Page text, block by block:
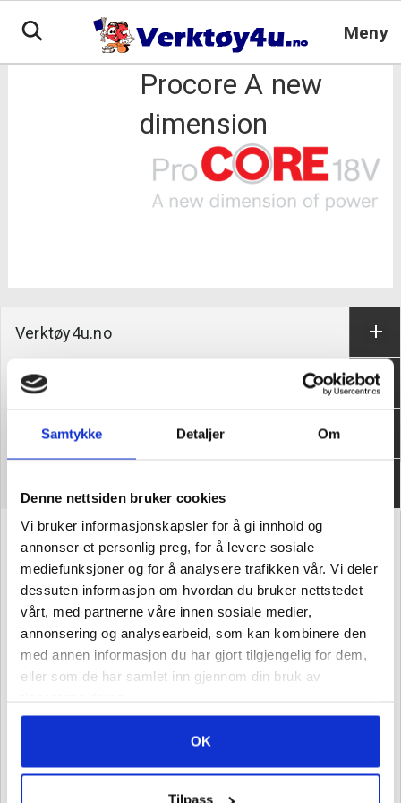
Samtykke Detaljer Om
Denne nettsiden bruker cookies
Vi bruker informasjonskapsler for å gi innhold og
annonser et personlig preg, for å levere sosiale
mediefunksjoner og for å analysere trafikken vår. Vi deler
dessuten informasjon om hvordan du bruker nettstedet
vårt, med partnerne våre innen sosiale medier,
annonsering og analysearbeid, som kan kombinere den
med annen informasjon du har gjort tilgjengelig for dem,
eller som de har samlet inn gjennom din bruk av
OK
Tilpass
Meny
Procore A new
dimension
Verktøy4u.no
Kundeservice
Informasjon
Verktøy4u.no er en norsk nettbutikk eid og drevet av
Sveisesenteret AS
Sveisesenteret ble startet i 1989, og vi er ledende i våre
primærfylker Buskerud og Vestfold.
Sign up for our newsletter!